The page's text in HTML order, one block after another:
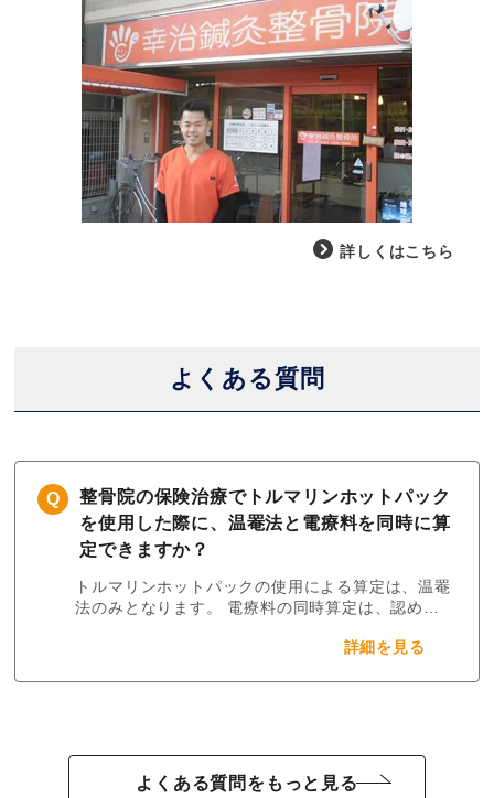
詳しくはこちら
よくある質問
整骨院の保険治療でトルマリンホットパック
を使用した際に、温罨法と電療料を同時に算
定できますか？
トルマリンホットパックの使用による算定は、温罨
法のみとなります。 電療料の同時算定は、認めら
詳細を見る
よくある質問をもっと見る